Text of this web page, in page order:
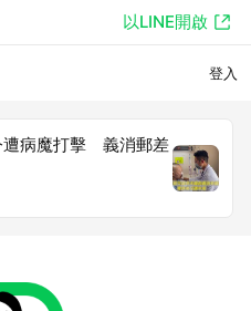
以LINE開啟
登入
遭病魔打擊 義消郵差